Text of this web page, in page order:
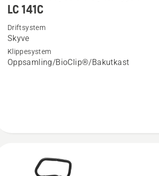
flere
detaljer
om
LC 141C
LC 141C
Driftsystem
Skyve
Klippesystem
Oppsamling/BioClip®/Bakutkast